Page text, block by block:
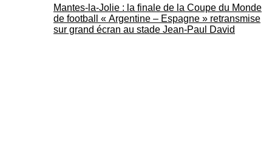
Mantes-la-Jolie : la finale de la Coupe du Monde
de football « Argentine – Espagne » retransmise
sur grand écran au stade Jean-Paul David